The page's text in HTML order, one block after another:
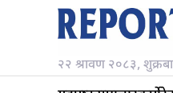
२२ श्रावण २०८३,